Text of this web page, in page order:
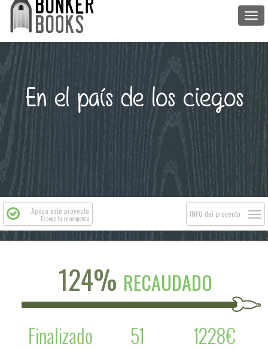
En el país de los ciegos
Apoya este proyecto
Escoge tu recompensa INFO del proyecto
124% RECAUDADO
Finalizado
51 1228€